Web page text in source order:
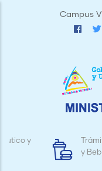
Campus
Trámite de
y Bebidas